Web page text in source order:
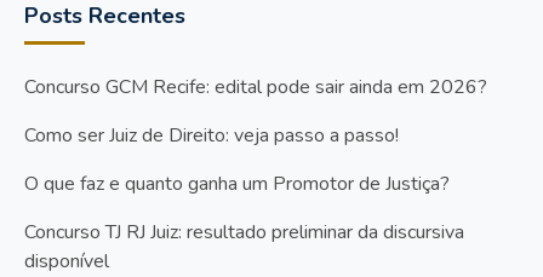
Posts Recentes
Concurso GCM Recife: edital pode sair ainda em 2026?
Como ser Juiz de Direito: veja passo a passo!
O que faz e quanto ganha um Promotor de Justiça?
Concurso TJ RJ Juiz: resultado preliminar da discursiva
disponível